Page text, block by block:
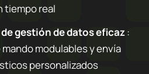
tiempo real
gestión de datos eficaz:
modulables y envía
personalizados